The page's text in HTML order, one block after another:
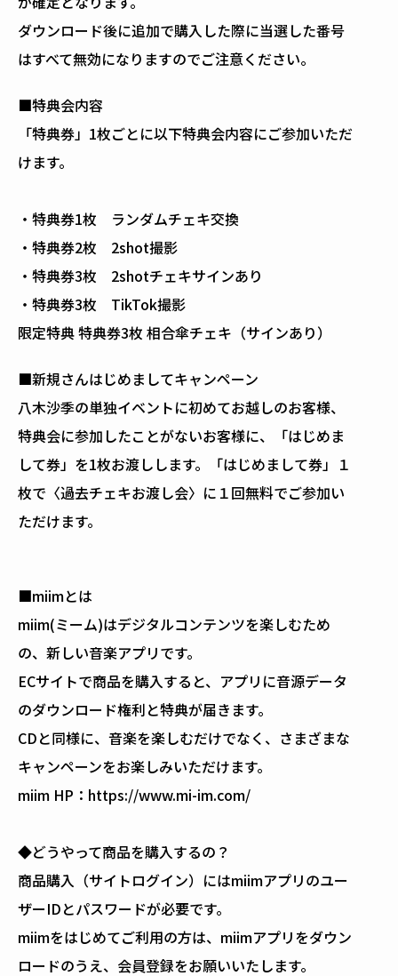
ダウンロード後に追加で購入した際に当選した番号
はすべて無効になりますのでご注意ください。
■特典会内容
「特典券」1枚ごとに以下特典会内容にご参加いただ
けます。
・特典券1枚 ランダムチェキ交換
・特典券2枚 2shot撮影
・特典券3枚 2shotチェキサインあり
・特典券3枚 TikTok撮影
限定特典 特典券3枚 相合傘チェキ（サインあり）
■新規さんはじめましてキャンペーン
八木沙季の単独イベントに初めてお越しのお客様、
特典会に参加したことがないお客様に、「はじめま
して券」を1枚お渡しします。「はじめまして券」１
枚で〈過去チェキお渡し会〉に１回無料でご参加い
ただけます。
■miimとは
miim(ミーム)はデジタルコンテンツを楽しむため
の、新しい音楽アプリです。
ECサイトで商品を購入すると、アプリに音源データ
のダウンロード権利と特典が届きます。
CDと同様に、音楽を楽しむだけでなく、さまざまな
キャンペーンをお楽しみいただけます。
miim HP：https://www.mi-im.com/
◆どうやって商品を購入するの？
商品購入（サイトログイン）にはmiimアプリのユー
ザーIDとパスワードが必要です。
miimをはじめてご利用の方は、miimアプリをダウン
ロードのうえ、会員登録をお願いいたします。